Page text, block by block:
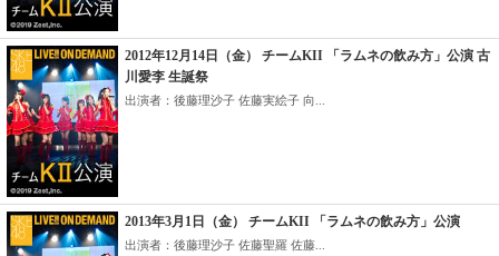
2012年12月14日（金） チームKII 「ラムネの飲み方」公演 古
川愛李 生誕祭
出演者：後藤理沙子 佐藤実絵子 向...
2013年3月1日（金） チームKII 「ラムネの飲み方」公演
出演者：後藤理沙子 佐藤聖羅 佐藤...